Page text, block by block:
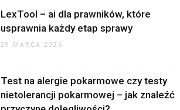
LexTool – ai dla prawników, które
usprawnia każdy etap sprawy
29 MARCA 2026
Test na alergie pokarmowe czy testy
nietolerancji pokarmowej – jak znaleźć